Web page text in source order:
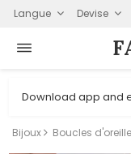
Langue Devise
Download app and
Bijoux Boucles